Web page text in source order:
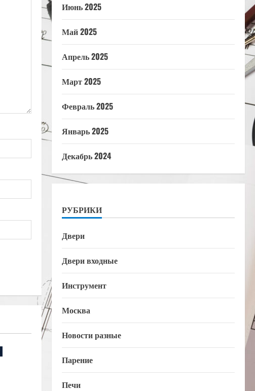
Июнь 2025
Май 2025
Апрель 2025
Март 2025
Февраль 2025
Январь 2025
Декабрь 2024
РУБРИКИ
Двери
Двери входные
Инструмент
Москва
Новости разные
Парение
Печи